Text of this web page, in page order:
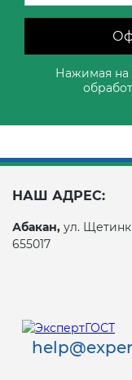
Нажимая на
НАШ АДРЕС:
Абакан, ул.
655017